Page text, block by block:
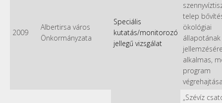
2009
Albertirsa város
Önkormányzata
Speciális
kutatás/monitorozó
jellegű vizsgálat
telep
ökológiai
állapotának
alkalmas,
program
„Szévíz